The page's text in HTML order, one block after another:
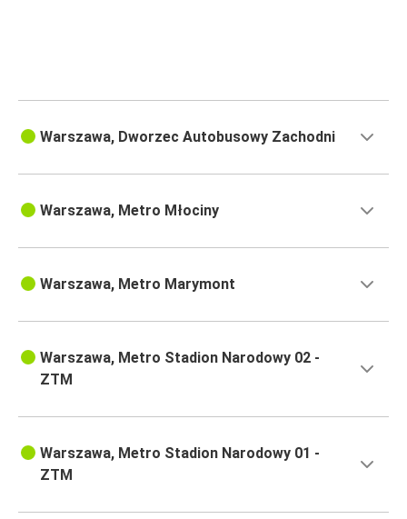
Warszawa, Dworzec Autobusowy Zachodni
Warszawa, Metro Młociny
Warszawa, Metro Marymont
Warszawa, Metro Stadion Narodowy 02 -
ZTM
Warszawa, Metro Stadion Narodowy 01 -
ZTM